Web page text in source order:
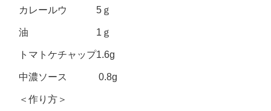
カレールウ 5ｇ
油 1ｇ
トマトケチャップ1.6g
中濃ソース 0.8g
＜作り方＞